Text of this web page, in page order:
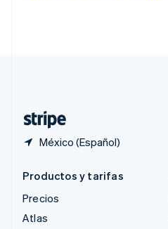
México (Español)
Productos y tarifas
Precios
Atlas